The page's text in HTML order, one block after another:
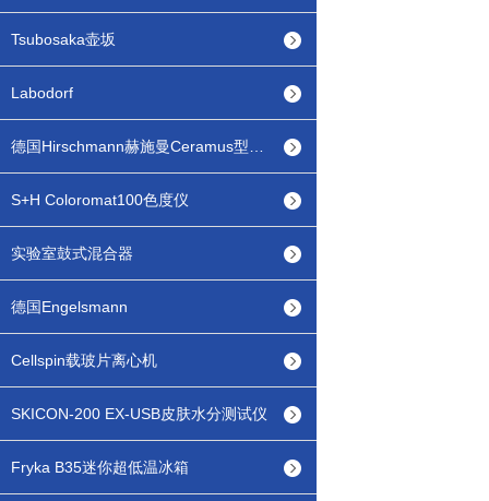
Tsubosaka壶坂
Labodorf
S+H Coloromat100色度仪
实验室鼓式混合器
德国Engelsmann
Cellspin载玻片离心机
SKICON-200 EX-USB皮肤水分测试仪
Fryka B35迷你超低温冰箱